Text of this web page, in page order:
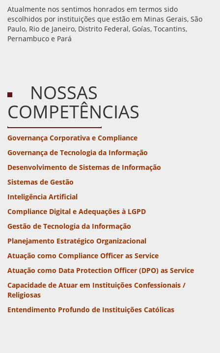
Atualmente nos sentimos honrados em termos sido
escolhidos por instituições que estão em Minas Gerais, São
Paulo, Rio de Janeiro, Distrito Federal, Goías, Tocantins,
Pernambuco e Pará
NOSSAS
COMPETÊNCIAS
Governança Corporativa e Compliance
Governança de Tecnologia da Informação
Desenvolvimento de Sistemas de Informação
Sistemas de Gestão
Inteligência Artificial
Compliance Digital e Adequações à LGPD
Gestão de Tecnologia da Informação
Planejamento Estratégico Organizacional
Atuação como Compliance Officer as Service
Atuação como Data Protection Officer (DPO) as Service
Capacidade de Atuar em Instituições Confessionais /
Religiosas
Entendimento Profundo de Instituições Católicas